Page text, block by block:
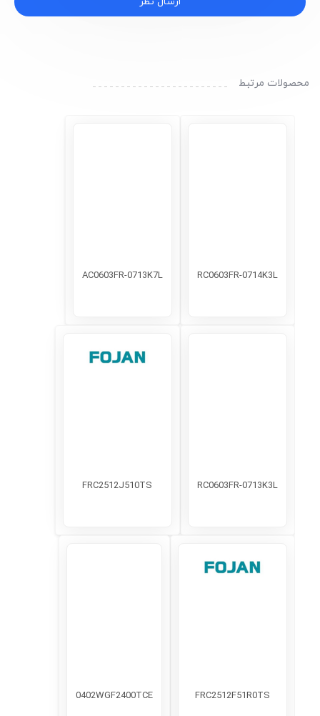
محصولات مرتبط
RC0603FR-0714K3L
AC0603FR-0713K7L
RC0603FR-0713K3L
FRC2512J510TS
FRC2512F51R0TS
0402WGF2400TCE